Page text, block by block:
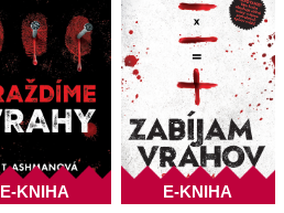
E-KNIHA E-KNIHA